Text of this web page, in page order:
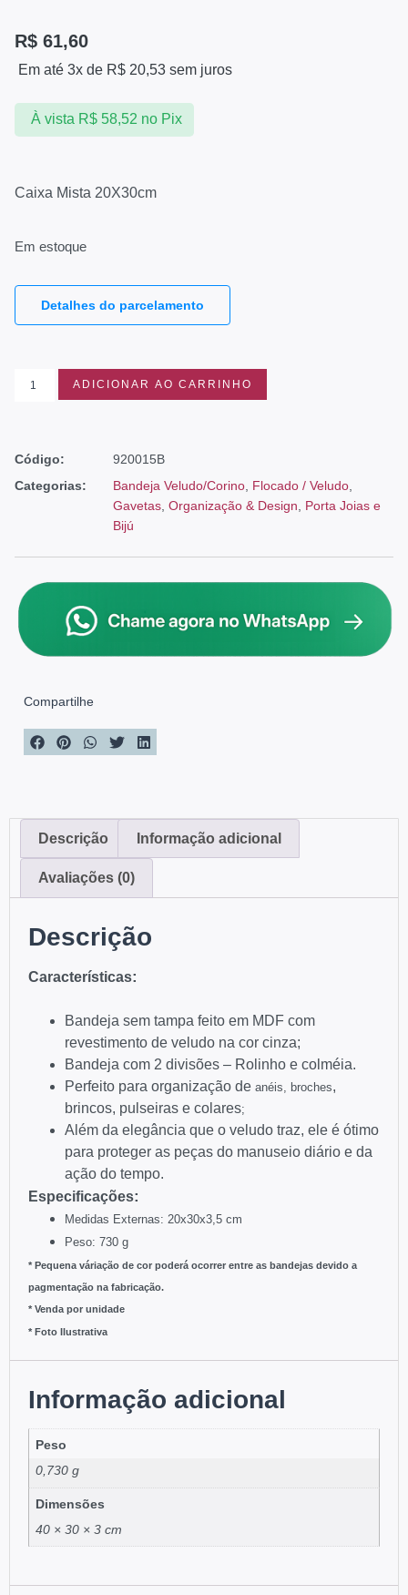
R$ 61,60
Em até 3x de R$ 20,53 sem juros
À vista R$58,52 no Pix
Caixa Mista 20X30cm
Em estoque
Detalhes do parcelamento
ADICIONAR AO CARRINHO
Código:
920015B
Categorias:
Bandeja Veludo/Corino Flocado / Veludo
Gavetas Organização & Design
Porta Joias e
Bijú
Compartilhe
Descrição Informação adicional
Avaliações (0)
Descrição
Características:
Bandeja sem tampa feito em MDF com
revestimento de veludo na cor cinza;
Bandeja com 2 divisões – Rolinho e colméia.
Perfeito para organização de anéis, broches,
brincos, pulseiras e colares;
Além da elegância que o veludo traz, ele é ótimo
para proteger as peças do manuseio diário e da
ação do tempo.
Especificações:
Medidas Externas: 20x30x3,5 cm
Peso: 730 g
* Pequena váriação de cor poderá ocorrer entre as bandejas devido a
pagmentação na fabricação.
* Venda por unidade
* Foto Ilustrativa
Informação adicional
Peso
0,730 g
Dimensões
40 × 30 × 3 cm